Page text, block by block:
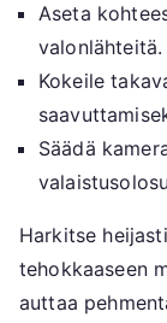
Aseta
valonlähteitä.
Kokeile
Säädä
Harkitse
tehokkaaseen
auttaa